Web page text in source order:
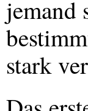
jemand
stark